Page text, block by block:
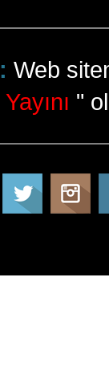
Web
"